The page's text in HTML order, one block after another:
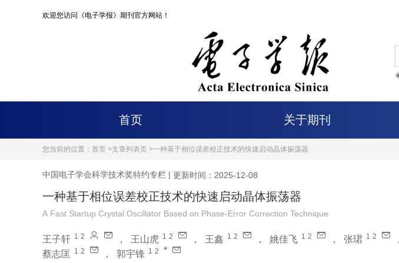
欢迎您访问《电子学报》期刊官方网站！
首页 关于期刊
您当前的位置： 首页 >文章列表页 >一种基于相位误差校正技术的快速启动晶体振荡器
中国电子学会科学技术奖特约专栏 | 更新时间：2025-12-08
一种基于相位误差校正技术的快速启动晶体振荡器
A Fast Startup Crystal Oscillator Based on Phase-Error Correction Technique
王子轩 1 2 ， 王山虎 1 2 ， 王鑫 1 2 ， 姚佳飞 1 2 ， 张珺 1 2
蔡志匡 1 2 ， 郭宇锋 1 2 *